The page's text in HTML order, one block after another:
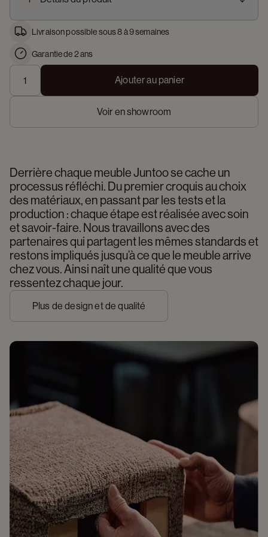
Livraison possible sous 8 à 9 semaines
Garantie de 2 ans
Ajouter au panier
Voir en showroom
Derrière chaque meuble Juntoo se cache un
processus réfléchi. Du premier croquis au choix
des matériaux, en passant par les tests et la
production : chaque étape est réalisée avec soin
et savoir-faire. Nous travaillons avec des
partenaires qui partagent les mêmes standards et
restons impliqués jusqu’à ce que le meuble arrive
chez vous. Ainsi naît une qualité que vous
ressentez chaque jour.
Plus de design et de qualité